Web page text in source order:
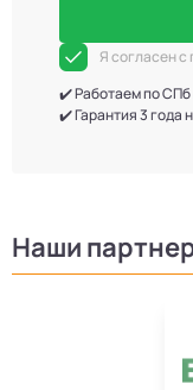
Я согласен
✔️ Работаем по СПб
✔️ Гарантия 3 года
Наши